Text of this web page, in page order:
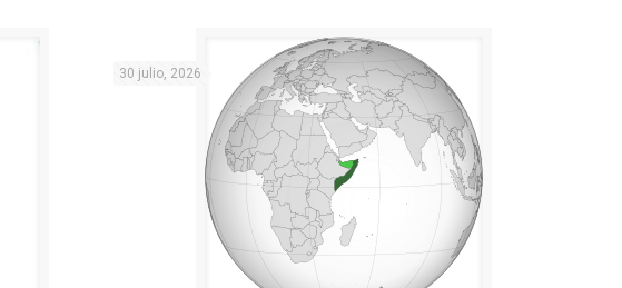
30 julio, 2026